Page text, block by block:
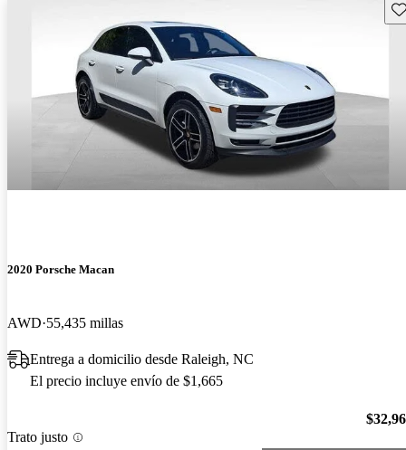
2020 Porsche Macan
AWD 55,435 millas
Entrega a domicilio desde Raleigh, NC
El precio incluye envío de $1,665
Trato justo